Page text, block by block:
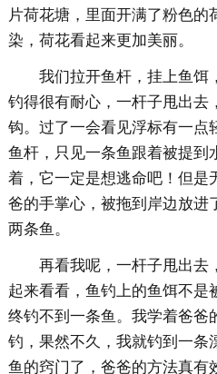
片荷花塘，里面开满了粉色的
染，荷花看起来更加美丽。
我们拉开鱼杆，挂上鱼饵
钓得很有耐心，一杆子甩出去
钩。过了一会看见浮标有一点
鱼杆，只见一条鱼跟着被提到
着，它一定是想逃命吧！但是
爸的手掌心，被拖到岸边放进
两条鱼。
再看我呢，一杆子甩出去
起来看看，鱼钓上的鱼饵不是
终钓不到一条鱼。我学着爸爸
钓，果然不久，我就钓到一条
鱼的窍门了，爸爸的方法真有